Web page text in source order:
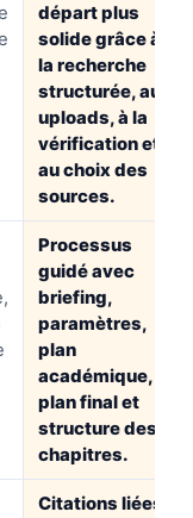
départ plus
solide grâce à
la recherche
structurée, aux
uploads, à la
vérification et
au choix des
sources.
Processus
guidé avec
briefing,
paramètres,
plan
académique,
plan final et
structure des
chapitres.
Citations liées